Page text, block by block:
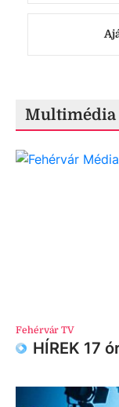
Multimédia
Fehérvár TV
HÍREK 17